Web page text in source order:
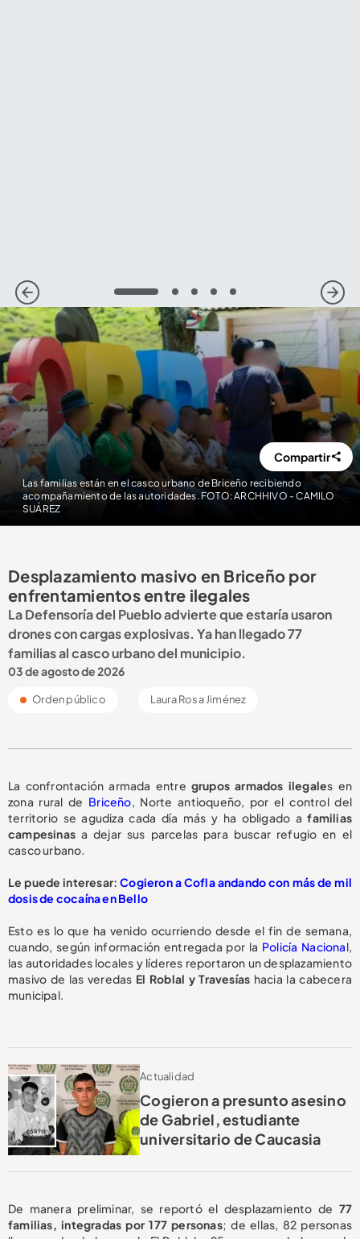
1 2 3 4 5
Las familias están en el casco urbano de Briceño recibiendo
acompañamiento de las autoridades. FOTO: ARCHHIVO - CAMILO
SUÁREZ
Compartir
Desplazamiento masivo en Briceño por
enfrentamientos entre ilegales
La Defensoría del Pueblo advierte que estaría usaron
drones con cargas explosivas. Ya han llegado 77
familias al casco urbano del municipio.
03 de agosto de 2026
Orden público Laura Rosa Jiménez
La confrontación armada entre grupos armados ilegales en
zona rural de Briceño, Norte antioqueño, por el control del
territorio se agudiza cada día más y ha obligado afamilias
campesinas a dejar sus parcelas para buscar refugio en el
casco urbano.
Le puede interesar:Cogieron a Cofla andando con más de mil
dosis de cocaína en Bello
Esto es lo que ha venido ocurriendo desde el fin de semana,
cuando, según información entregada por la Policía Nacional,
las autoridades locales y líderes reportaron un desplazamiento
masivo de las veredas El Roblal y Travesías hacia la cabecera
municipal.
Actualidad
Cogieron a presunto asesino
de Gabriel, estudiante
universitario de Caucasia
De manera preliminar, se reportó el desplazamiento de 77
familias, integradas por 177 personas; de ellas, 82 personas